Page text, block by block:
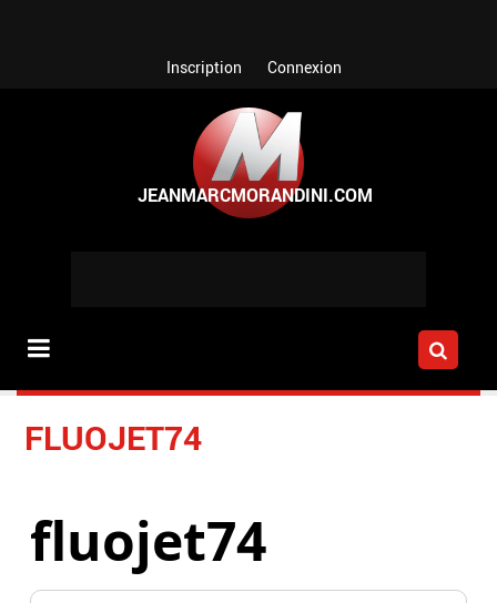
Inscription Connexion
FLUOJET74
fluojet74